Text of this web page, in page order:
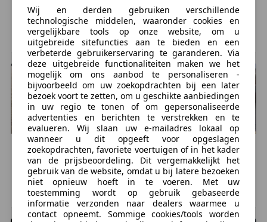
€ 2.650
175.149 km, 08/2001
CULEMBORG, NL
€ 1.799
205.576 km, 05/2005
DEN BOSCH, NL
VolvoS40
€ 1.950
254.339 km, 01/2005
OUD BEIJERLAND, NL
VolvoS40
€ 2.450
256.415 km, 04/2005
VLAARDINGEN, NL
Wij en derden gebruiken verschillende
technologische middelen, waaronder cookies en
vergelijkbare tools op onze website, om u
uitgebreide sitefuncties aan te bieden en een
verbeterde gebruikerservaring te garanderen. Via
deze uitgebreide functionaliteiten maken we het
mogelijk om ons aanbod te personaliseren -
bijvoorbeeld om uw zoekopdrachten bij een later
bezoek voort te zetten, om u geschikte aanbiedingen
in uw regio te tonen of om gepersonaliseerde
advertenties en berichten te verstrekken en te
evalueren. Wij slaan uw e-mailadres lokaal op
wanneer u dit opgeeft voor opgeslagen
zoekopdrachten, favoriete voertuigen of in het kader
van de prijsbeoordeling. Dit vergemakkelijkt het
gebruik van de website, omdat u bij latere bezoeken
niet opnieuw hoeft in te voeren. Met uw
toestemming wordt op gebruik gebaseerde
informatie verzonden naar dealers waarmee u
contact opneemt. Sommige cookies/tools worden